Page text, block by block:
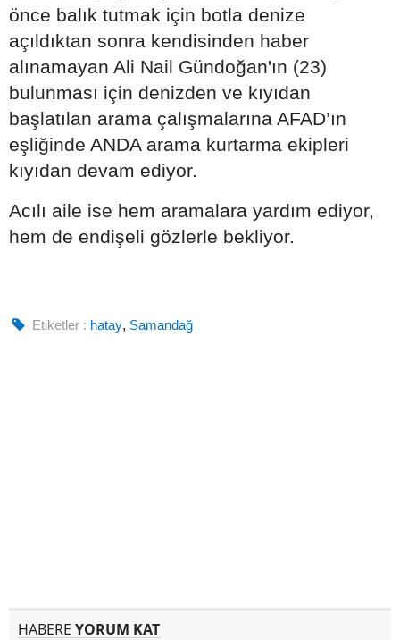
önce balık tutmak için botla denize
açıldıktan sonra kendisinden haber
alınamayan Ali Nail Gündoğan'ın (23)
bulunması için denizden ve kıyıdan
başlatılan arama çalışmalarına AFAD’ın
eşliğinde ANDA arama kurtarma ekipleri
kıyıdan devam ediyor.
Acılı aile ise hem aramalara yardım ediyor,
hem de endişeli gözlerle bekliyor.
Etiketler : hatay, Samandağ
HABERE YORUM KAT